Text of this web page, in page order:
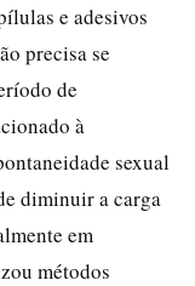
e adesivos
precisa se
de
à
sexual
diminuir a carga
em
métodos